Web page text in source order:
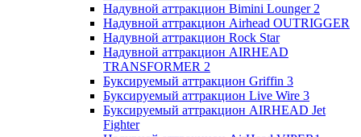
Надувной аттракцион Bimini Lounger 2
Надувной аттракцион Airhead OUTRIGGER
Надувной аттракцион Rock Star
Надувной аттракцион AIRHEAD
TRANSFORMER 2
Буксируемый аттракцион Griffin 3
Буксируемый аттракцион Live Wire 3
Буксируемый аттракцион AIRHEAD Jet
Fighter